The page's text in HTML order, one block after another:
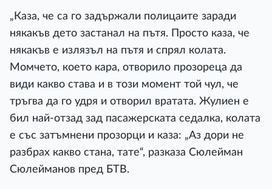
„Каза, че са го задържали полицаите заради
някакъв дето застанал на пътя. Просто каза, че
някакъв е излязъл на пътя и спрял колата.
Момчето, което кара, отворило прозореца да
види какво става и в този момент той чул, че
тръгва да го удря и отворил вратата. Жулиен е
бил най-отзад зад пасажерската седалка, колата
е със затъмнени прозорци и каза: „Аз дори не
разбрах какво стана, тате“, разказа Сюлейман
Сюлейманов пред БТВ.